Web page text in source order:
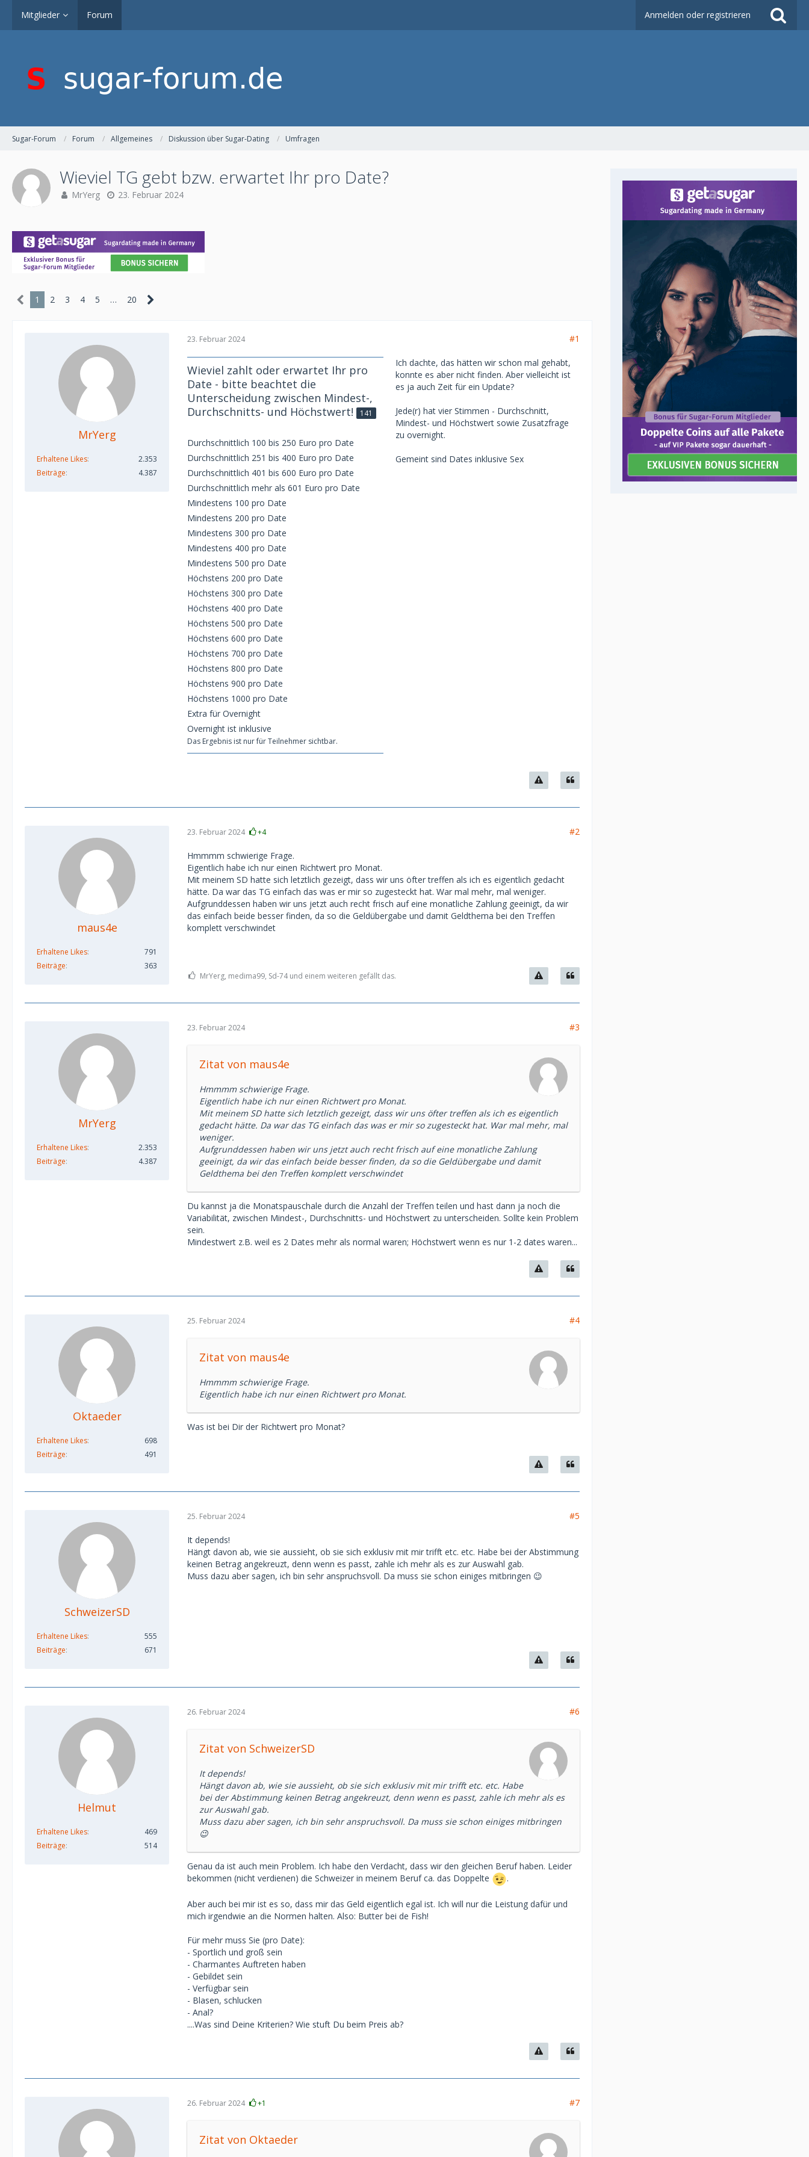
Mitglieder Forum Anmelden oder registrieren
Sugar-Forum Forum Allgemeines Diskussion über Sugar-Dating Umfragen
Wieviel TG gebt bzw. erwartet Ihr pro Date?
MrYerg 23. Februar 2024
1 2 3 4 5 … 20
MrYerg
Erhaltene Likes
2.353
Beiträge
4.387
23. Februar 2024 #1
Wieviel zahlt oder erwartet Ihr pro
Date - bitte beachtet die
Unterscheidung zwischen Mindest-,
Durchschnitts- und Höchstwert!
141
Durchschnittlich 100 bis 250 Euro pro Date
Durchschnittlich 251 bis 400 Euro pro Date
Durchschnittlich 401 bis 600 Euro pro Date
Durchschnittlich mehr als 601 Euro pro Date
Mindestens 100 pro Date
Mindestens 200 pro Date
Mindestens 300 pro Date
Mindestens 400 pro Date
Mindestens 500 pro Date
Höchstens 200 pro Date
Höchstens 300 pro Date
Höchstens 400 pro Date
Höchstens 500 pro Date
Höchstens 600 pro Date
Höchstens 700 pro Date
Höchstens 800 pro Date
Höchstens 900 pro Date
Höchstens 1000 pro Date
Extra für Overnight
Overnight ist inklusive
Das Ergebnis ist nur für Teilnehmer sichtbar.
Ich dachte, das hätten wir schon mal gehabt,
konnte es aber nicht finden. Aber vielleicht ist
es ja auch Zeit für ein Update?
Jede(r) hat vier Stimmen - Durchschnitt,
Mindest- und Höchstwert sowie Zusatzfrage
zu overnight.
Gemeint sind Dates inklusive Sex
maus4e
Erhaltene Likes
791
Beiträge
363
23. Februar 2024 +4 #2
Hmmmm schwierige Frage.
Eigentlich habe ich nur einen Richtwert pro Monat.
Mit meinem SD hatte sich letztlich gezeigt, dass wir uns öfter treffen als ich es eigentlich gedacht
hätte. Da war das TG einfach das was er mir so zugesteckt hat. War mal mehr, mal weniger.
Aufgrunddessen haben wir uns jetzt auch recht frisch auf eine monatliche Zahlung geeinigt, da wir
das einfach beide besser finden, da so die Geldübergabe und damit Geldthema bei den Treffen
komplett verschwindet
MrYerg, medima99, Sd-74 und einem weiteren gefällt das.
MrYerg
Erhaltene Likes
2.353
Beiträge
4.387
23. Februar 2024 #3
Zitat von maus4e
Hmmmm schwierige Frage.
Eigentlich habe ich nur einen Richtwert pro Monat.
Mit meinem SD hatte sich letztlich gezeigt, dass wir uns öfter treffen als ich es eigentlich
gedacht hätte. Da war das TG einfach das was er mir so zugesteckt hat. War mal mehr, mal
weniger.
Aufgrunddessen haben wir uns jetzt auch recht frisch auf eine monatliche Zahlung
geeinigt, da wir das einfach beide besser finden, da so die Geldübergabe und damit
Geldthema bei den Treffen komplett verschwindet
Du kannst ja die Monatspauschale durch die Anzahl der Treffen teilen und hast dann ja noch die
Variabilität, zwischen Mindest-, Durchschnitts- und Höchstwert zu unterscheiden. Sollte kein Problem
sein.
Mindestwert z.B. weil es 2 Dates mehr als normal waren; Höchstwert wenn es nur 1-2 dates waren...
Oktaeder
Erhaltene Likes
698
Beiträge
491
25. Februar 2024 #4
Zitat von maus4e
Hmmmm schwierige Frage.
Eigentlich habe ich nur einen Richtwert pro Monat.
Was ist bei Dir der Richtwert pro Monat?
SchweizerSD
Erhaltene Likes
555
Beiträge
671
25. Februar 2024 #5
It depends!
Hängt davon ab, wie sie aussieht, ob sie sich exklusiv mit mir trifft etc. etc. Habe bei der Abstimmung
keinen Betrag angekreuzt, denn wenn es passt, zahle ich mehr als es zur Auswahl gab.
Muss dazu aber sagen, ich bin sehr anspruchsvoll. Da muss sie schon einiges mitbringen 😉
Helmut
Erhaltene Likes
469
Beiträge
514
26. Februar 2024 #6
Zitat von SchweizerSD
It depends!
Hängt davon ab, wie sie aussieht, ob sie sich exklusiv mit mir trifft etc. etc. Habe
bei der Abstimmung keinen Betrag angekreuzt, denn wenn es passt, zahle ich mehr als es
zur Auswahl gab.
Muss dazu aber sagen, ich bin sehr anspruchsvoll. Da muss sie schon einiges mitbringen
😉
Genau da ist auch mein Problem. Ich habe den Verdacht, dass wir den gleichen Beruf haben. Leider
bekommen (nicht verdienen) die Schweizer in meinem Beruf ca. das Doppelte
.
Aber auch bei mir ist es so, dass mir das Geld eigentlich egal ist. Ich will nur die Leistung dafür und
mich irgendwie an die Normen halten. Also: Butter bei de Fish!
Für mehr muss Sie (pro Date):
- Sportlich und groß sein
- Charmantes Auftreten haben
- Gebildet sein
- Verfügbar sein
- Blasen, schlucken
- Anal?
....Was sind Deine Kriterien? Wie stuft Du beim Preis ab?
26. Februar 2024 +1 #7
Zitat von Oktaeder